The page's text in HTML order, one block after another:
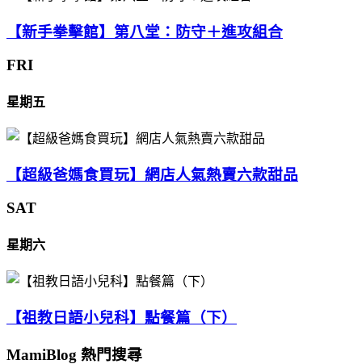
【新手拳擊館】第八堂：防守＋進攻組合
FRI
星期五
【超級爸媽食買玩】網店人氣熱賣六款甜品
SAT
星期六
【祖教日語小兒科】點餐篇（下）
MamiBlog 熱門搜尋